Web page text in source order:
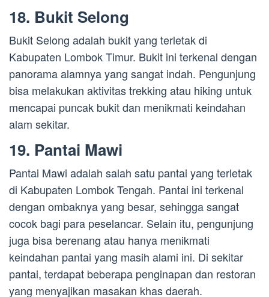
18. Bukit Selong
Bukit Selong adalah bukit yang terletak di
Kabupaten Lombok Timur. Bukit ini terkenal dengan
panorama alamnya yang sangat indah. Pengunjung
bisa melakukan aktivitas trekking atau hiking untuk
mencapai puncak bukit dan menikmati keindahan
alam sekitar.
19. Pantai Mawi
Pantai Mawi adalah salah satu pantai yang terletak
di Kabupaten Lombok Tengah. Pantai ini terkenal
dengan ombaknya yang besar, sehingga sangat
cocok bagi para peselancar. Selain itu, pengunjung
juga bisa berenang atau hanya menikmati
keindahan pantai yang masih alami ini. Di sekitar
pantai, terdapat beberapa penginapan dan restoran
yang menyajikan masakan khas daerah.